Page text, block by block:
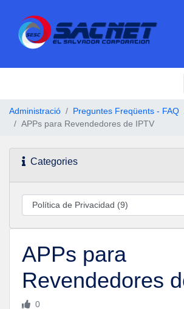
Administració Preguntes Freqüents - FAQ
APPs para Revendedores de IPTV
Categories
APPs para
Revendedores
0